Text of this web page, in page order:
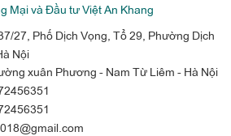
Mại và Đầu tư Việt An Khang
27, Phố Dịch Vọng, Tổ 29, Phường Dịch
Nội
xuân Phương - Nam Từ Liêm - Hà Nội